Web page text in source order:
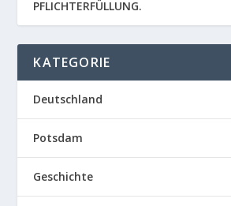
PFLICHTERFÜLLUNG.
KATEGORIE
Deutschland
Potsdam
Geschichte